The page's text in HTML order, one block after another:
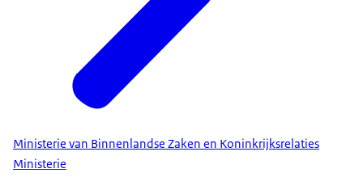
Ministerie van Binnenlandse Zaken en Koninkrijksrelaties
Ministerie